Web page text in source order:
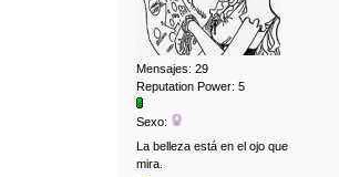
Mensajes: 29
Reputation Power: 5
Sexo:
La belleza está en el ojo que
mira.